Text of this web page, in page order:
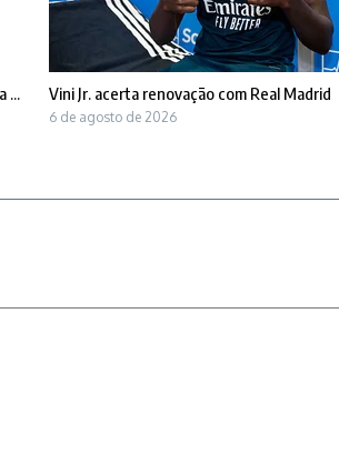
... Vini Jr. acerta renovação com Real Madrid
6 de agosto de 2026